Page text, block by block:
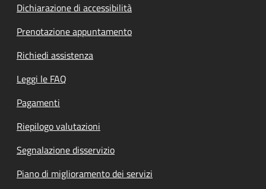
Dichiarazione di accessibilità
Prenotazione appuntamento
Richiedi assistenza
Leggi le FAQ
Pagamenti
Riepilogo valutazioni
Segnalazione disservizio
Piano di miglioramento dei servizi